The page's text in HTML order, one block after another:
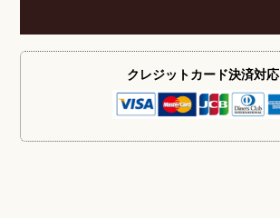
クレジットカード決済対応